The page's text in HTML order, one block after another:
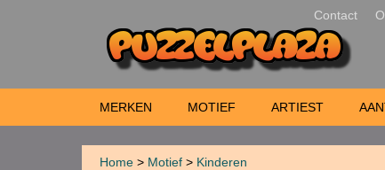
Contact
MERKEN MOTIEF ARTIEST
Home > Motief > Kinderen